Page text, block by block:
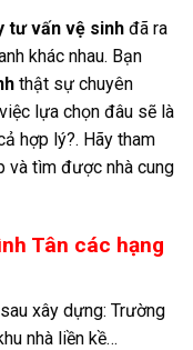
tư vấn vệ sinh đã ra
khác nhau. Bạn
thật sự chuyên
lựa chọn đâu sẽ là
hợp lý?. Hãy tham
và tìm được nhà cung
Tân các hạng
xây dựng: Trường
nhà liền kề…